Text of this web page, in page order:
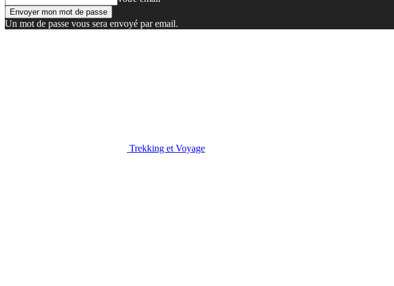
Un mot de passe vous sera envoyé par email.
Trekking et Voyage